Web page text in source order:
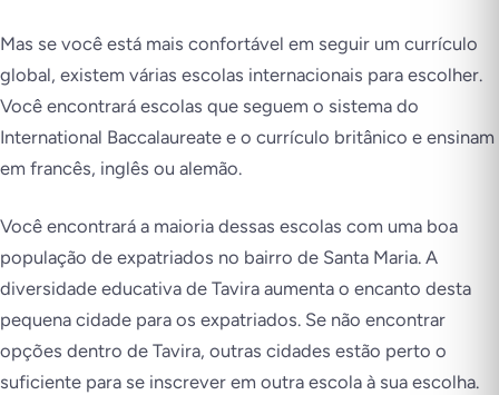
Mas se você está mais confortável em seguir um currículo
global, existem várias escolas internacionais para escolher.
Você encontrará escolas que seguem o sistema do
International Baccalaureate e o currículo britânico e ensinam
em francês, inglês ou alemão.
Você encontrará a maioria dessas escolas com uma boa
população de expatriados no bairro de Santa Maria. A
diversidade educativa de Tavira aumenta o encanto desta
pequena cidade para os expatriados. Se não encontrar
opções dentro de Tavira, outras cidades estão perto o
suficiente para se inscrever em outra escola à sua escolha.